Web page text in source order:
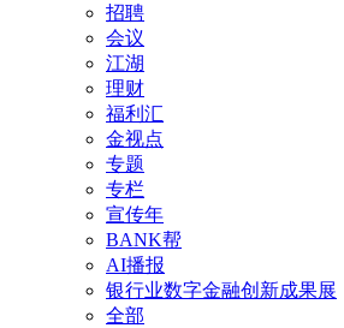
招聘
会议
江湖
理财
福利汇
金视点
专题
专栏
宣传年
BANK帮
AI播报
银行业数字金融创新成果展
全部